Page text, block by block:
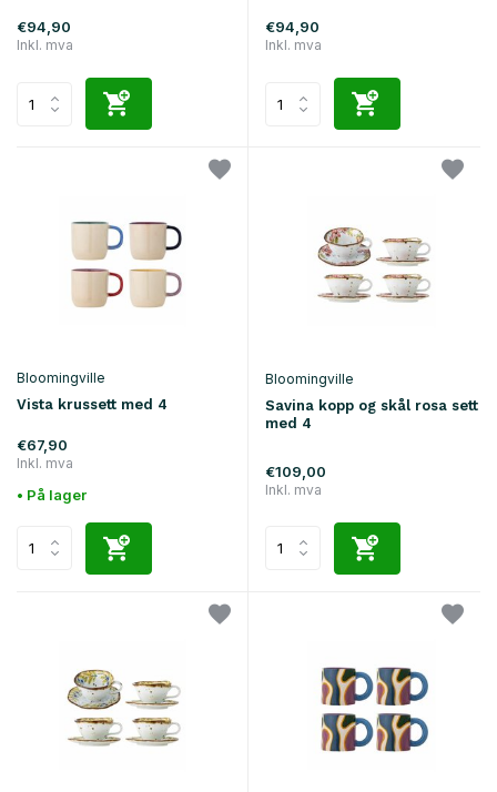
€94,90
Inkl. mva
€94,90
Inkl. mva
Bloomingville
Vista krussett med 4
€67,90
Inkl. mva
• På lager
Bloomingville
Savina kopp og skål rosa sett
med 4
€109,00
Inkl. mva